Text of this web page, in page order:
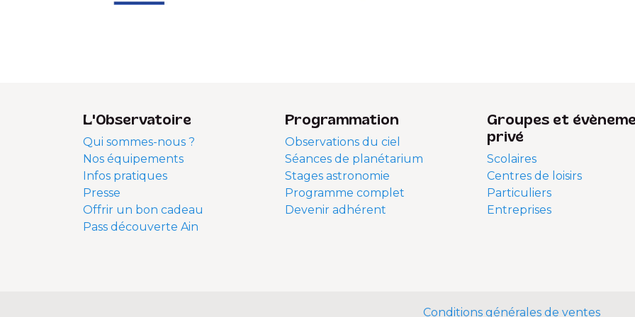
L'Observatoire
Qui sommes-nous ?
Nos équipements
Infos pratiques
Presse
Offrir un bon cadeau
Pass découverte Ain
Programmation
Observations du ciel
Séances de planétarium
Stages astronomie
Programme complet
Devenir adhérent
Groupes et
privé
Scolaires
Centres de loisirs
Particuliers
Entreprises
Conditions générales de ventes